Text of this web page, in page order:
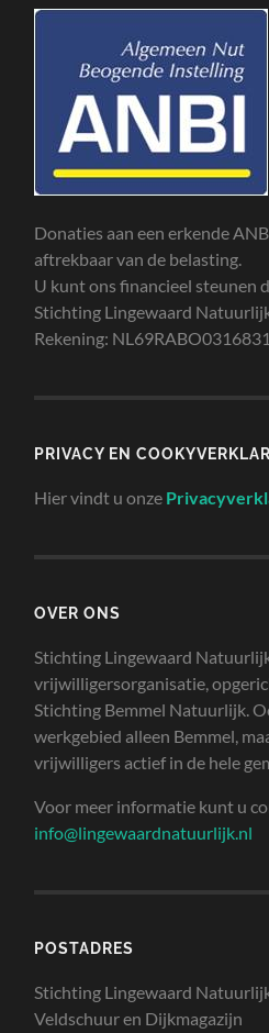
Donaties aan een erkende
aftrekbaar van de belasting.
U kunt ons financieel steunen
Stichting Lingewaard
Rekening:
PRIVACY EN
Hier vindt u onze
OVER ONS
Stichting Lingewaard
vrijwilligersorganisatie,
Stichting Bemmel Natuurlijk.
werkgebied alleen Bemmel,
vrijwilligers actief in de hele
Voor meer informatie kunt u
info@lingewaardnatuurlijk.nl
POSTADRES
Stichting Lingewaard
Veldschuur en Dijkmagazijn